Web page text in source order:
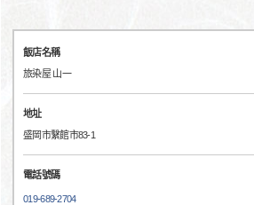
飯店名稱
旅染屋 山一
地址
盛岡市繫館市83-1
電話號碼
019-689-2704